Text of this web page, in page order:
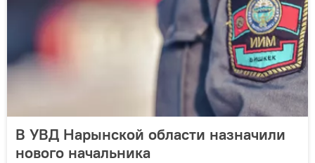
В УВД Нарынской области назначили
нового начальника